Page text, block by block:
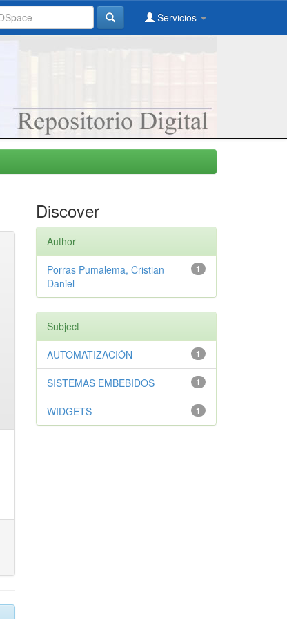
Servicios
Discover
Author
1
Porras Pumalema, Cristian
Daniel
Subject
1
AUTOMATIZACIÓN
1
SISTEMAS EMBEBIDOS
1
WIDGETS